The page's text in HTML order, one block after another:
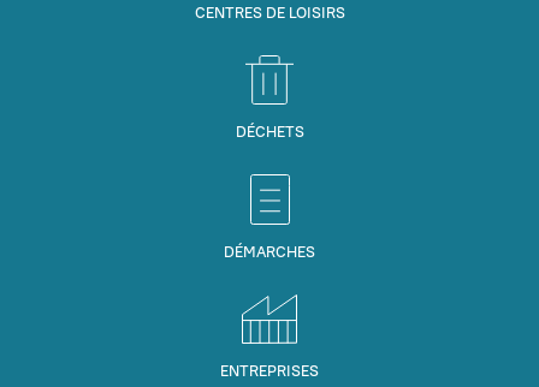
CENTRES DE LOISIRS
DÉCHETS
DÉMARCHES
ENTREPRISES